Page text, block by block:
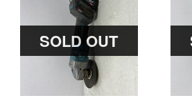
SOLD OUT